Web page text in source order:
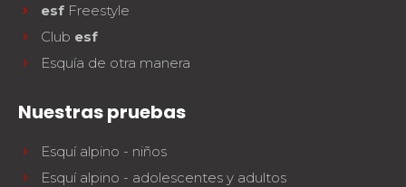
esf Freestyle
Club esf
Esquía de otra manera
Nuestras pruebas
Esquí alpino - niños
Esquí alpino - adolescentes y adultos